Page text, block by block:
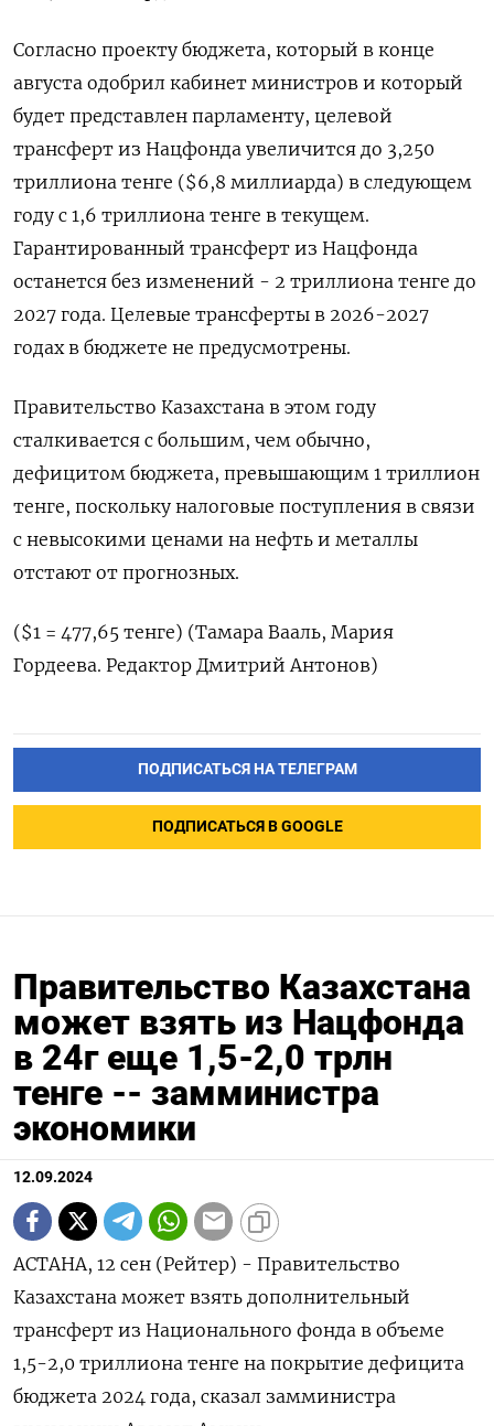
Согласно проекту бюджета, который в конце
августа одобрил кабинет министров и который
будет представлен парламенту, целевой
трансферт из Нацфонда увеличится до 3,250
триллиона тенге ($6,8 миллиарда) в следующем
году с 1,6 триллиона тенге в текущем.
Гарантированный трансферт из Нацфонда
останется без изменений - 2 триллиона тенге до
2027 года. Целевые трансферты в 2026-2027
годах в бюджете не предусмотрены.
Правительство Казахстана в этом году
сталкивается с большим, чем обычно,
дефицитом бюджета, превышающим 1 триллион
тенге, поскольку налоговые поступления в связи
с невысокими ценами на нефть и металлы
отстают от прогнозных.
($1 = 477,65 тенге) (Тамара Вааль, Мария
Гордеева. Редактор Дмитрий Антонов)
ПОДПИСАТЬСЯ НА ТЕЛЕГРАМ
ПОДПИСАТЬСЯ В GOOGLE
Правительство Казахстана
может взять из Нацфонда
в 24г еще 1,5-2,0 трлн
тенге -- замминистра
экономики
12.09.2024
АСТАНА, 12 сен (Рейтер) - Правительство
Казахстана может взять дополнительный
трансферт из Национального фонда в объеме
1,5-2,0 триллиона тенге на покрытие дефицита
бюджета 2024 года, сказал замминистра